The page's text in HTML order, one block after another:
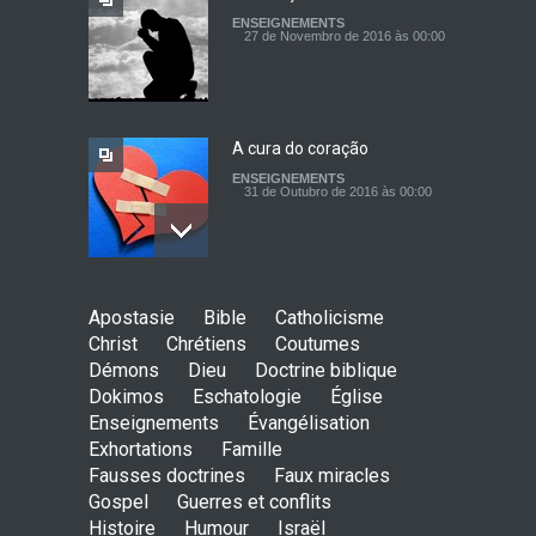
O Céu
ENSEIGNEMENTS
27 de Novembro de 2016 às 00:00
A cura do coração
ENSEIGNEMENTS
31 de Outubro de 2016 às 00:00
ENSEIGNEMENTS
18 de Setembro de 2016 às 00:00
Senhor, quebra o meu
coração incircunciso!
ENSEIGNEMENTS
28 de Agosto de 2016 às 00:00
Apostasie Bible
Catholicisme
Christ
Chrétiens
Coutumes
Démons
Dieu
Doctrine biblique
Dokimos
Eschatologie
Église
Enseignements
Évangélisation
Exhortations
Famille
Fausses doctrines
Faux miracles
Gospel
Guerres et conflits
Histoire
Humour Israël